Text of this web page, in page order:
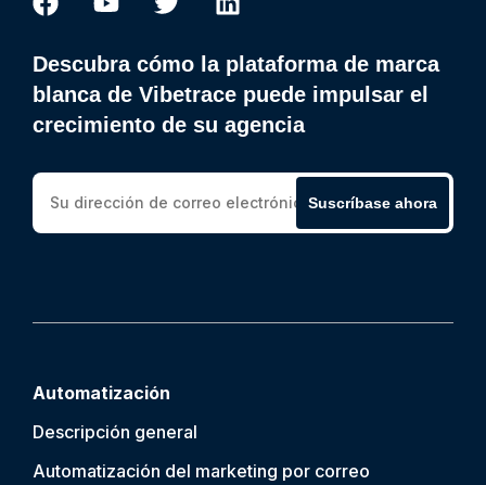
Descubra cómo la plataforma de marca
blanca de Vibetrace puede impulsar el
crecimiento de su agencia
Suscríbase ahora
Automatización
Descripción general
Automatización del marketing por correo